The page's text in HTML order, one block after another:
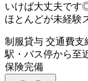
いけば大丈夫
ほとんどが未経験
制服貸与 交通費支
駅・バス停から至
保険完備